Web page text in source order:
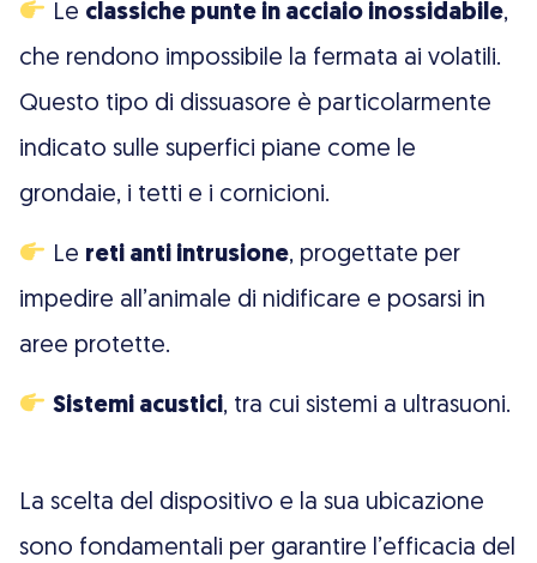
Le classiche punte in acciaio inossidabile,
che rendono impossibile la fermata ai volatili.
Questo tipo di dissuasore è particolarmente
indicato sulle superfici piane come le
grondaie, i tetti e i cornicioni.
Le reti anti intrusione, progettate per
impedire all’animale di nidificare e posarsi in
aree protette.
Sistemi acustici, tra cui sistemi a ultrasuoni.
La scelta del dispositivo e la sua ubicazione
sono fondamentali per garantire l’efficacia del